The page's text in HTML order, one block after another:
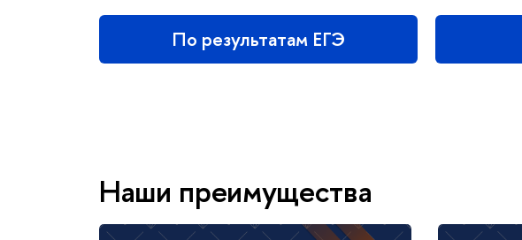
По результатам ЕГЭ
Наши преимущества